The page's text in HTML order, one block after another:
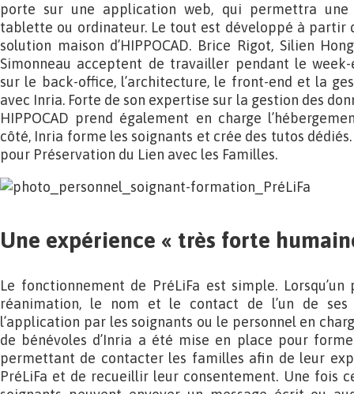
porte sur une application web, qui permettra une
tablette ou ordinateur. Le tout est développé à partir
solution maison d’HIPPOCAD. Brice Rigot, Silien
Simonneau acceptent de travailler pendant le
sur le back-office, l’architecture, le front-end et la
avec Inria. Forte de son expertise sur la gestion des
HIPPOCAD prend également en charge
côté, Inria forme les soignants et crée des tutos dédiés.
pour Préservation du Lien avec les Familles.
Une expérience « très forte
Le fonctionnement de PréLiFa est simple.
réanimation, le nom et le contact de l’un de ses
l’application par les soignants ou le personnel en
de bénévoles d’Inria a été mise en place pour
permettant de contacter les familles afin de leur
PréLiFa et de recueillir leur consentement. Une fois